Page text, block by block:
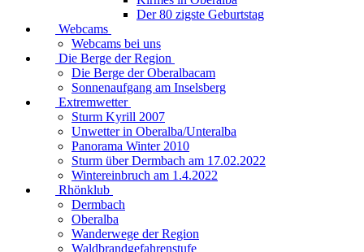
Der 80 zigste Geburtstag
Webcams
Webcams bei uns
Die Berge der Region
Die Berge der Oberalbacam
Sonnenaufgang am Inselsberg
Extremwetter
Sturm Kyrill 2007
Unwetter in Oberalba/Unteralba
Panorama Winter 2010
Sturm über Dermbach am 17.02.2022
Wintereinbruch am 1.4.2022
Rhönklub
Dermbach
Oberalba
Wanderwege der Region
Waldbrandgefahrenstufe